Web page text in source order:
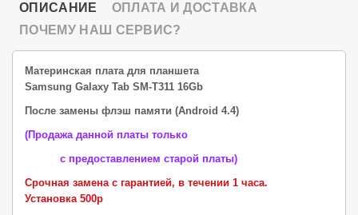
ОПИСАНИЕ
ОПЛАТА И ДОСТАВКА
ПОЧЕМУ НАШ СЕРВИС?
Материнская плата для планшета
Samsung Galaxy Tab SM-T311 16Gb
После замены флэш памяти (Android 4.4)
(Продажа данной платы только
с предоставлением старой платы)
Срочная замена с гарантией, в течении 1 часа.
Установка 500р